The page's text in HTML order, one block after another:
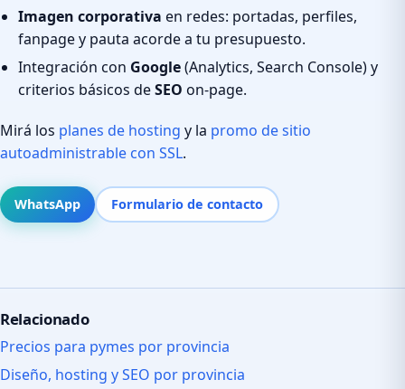
Imagen corporativa en redes: portadas, perfiles,
fanpage y pauta acorde a tu presupuesto.
Integración con Google(Analytics, Search Console) y
criterios básicos deSEO on-page.
Mirá los planes de hosting y la promo de sitio
autoadministrable con SSL.
WhatsApp Formulario de contacto
Relacionado
Precios para pymes por provincia
Diseño, hosting y SEO por provincia